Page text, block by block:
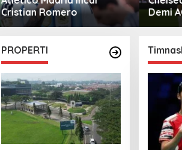
Demi AC Milan
PROPERTI